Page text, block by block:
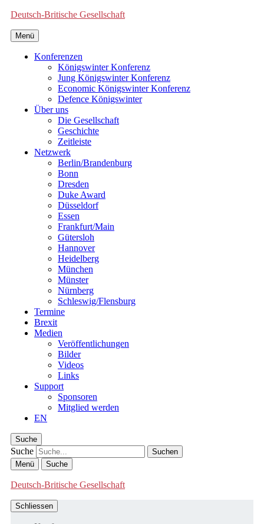
Deutsch-Britische Gesellschaft
Menü
Konferenzen
Königswinter Konferenz
Jung Königswinter Konferenz
Economic Königswinter Konferenz
Defence Königswinter
Über uns
Die Gesellschaft
Geschichte
Zeitleiste
Netzwerk
Berlin/Brandenburg
Bonn
Dresden
Duke Award
Düsseldorf
Essen
Frankfurt/Main
Gütersloh
Hannover
Heidelberg
München
Münster
Nürnberg
Schleswig/Flensburg
Termine
Brexit
Medien
Veröffentlichungen
Bilder
Videos
Links
Support
Sponsoren
Mitglied werden
EN
Suche
Suche
Menü Suche
Deutsch-Britische Gesellschaft
Schliessen